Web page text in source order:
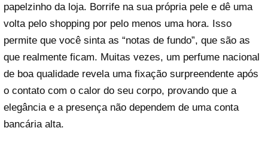
papelzinho da loja. Borrife na sua própria pele e dê uma
volta pelo shopping por pelo menos uma hora. Isso
permite que você sinta as “notas de fundo”, que são as
que realmente ficam. Muitas vezes, um perfume nacional
de boa qualidade revela uma fixação surpreendente após
o contato com o calor do seu corpo, provando que a
elegância e a presença não dependem de uma conta
bancária alta.